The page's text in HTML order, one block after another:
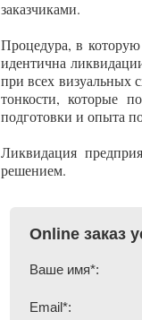
заказчиками.
Процедура, в
идентична
при всех визуальных
тонкости, которые
подготовки и опыта
Ликвидация
решением.
Online заказ
Ваше имя*:
Email*: